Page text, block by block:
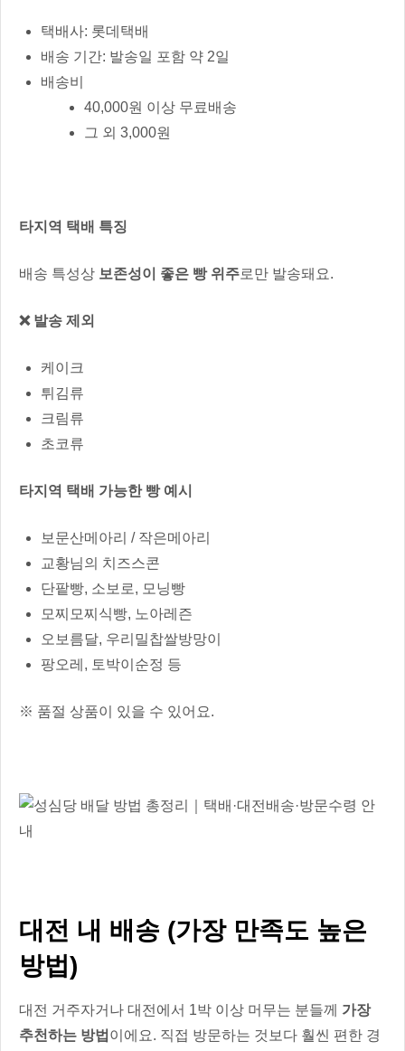
택배사: 롯데택배
배송 기간: 발송일 포함 약 2일
배송비
40,000원 이상 무료배송
그 외 3,000원
타지역 택배 특징
배송 특성상 보존성이 좋은 빵 위주로만 발송돼요.
❌ 발송 제외
케이크
튀김류
크림류
초코류
타지역 택배 가능한 빵 예시
보문산메아리 / 작은메아리
교황님의 치즈스콘
단팥빵, 소보로, 모닝빵
모찌모찌식빵, 노아레즌
오보름달, 우리밀찹쌀방망이
팡오레, 토박이순정 등
※ 품절 상품이 있을 수 있어요.
대전 내 배송 (가장 만족도 높은
방법)
대전 거주자거나 대전에서 1박 이상 머무는 분들께 가장
추천하는 방법 이에요. 직접 방문하는 것보다 훨씬 편한 경